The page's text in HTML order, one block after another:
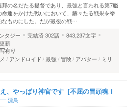
の名だたる提督であり、最強と言われる第7艦
運をかけた戦いにおいて、赫々たる戦果を挙
なものにした。だが最後の戦…
タジー 完結済302話
843,237文字
新
有り
アンドロイド 最強 冒険 アバター
ミリ
、やっぱり神官です［不屈の冒頭魂Ｉ
漂鳥